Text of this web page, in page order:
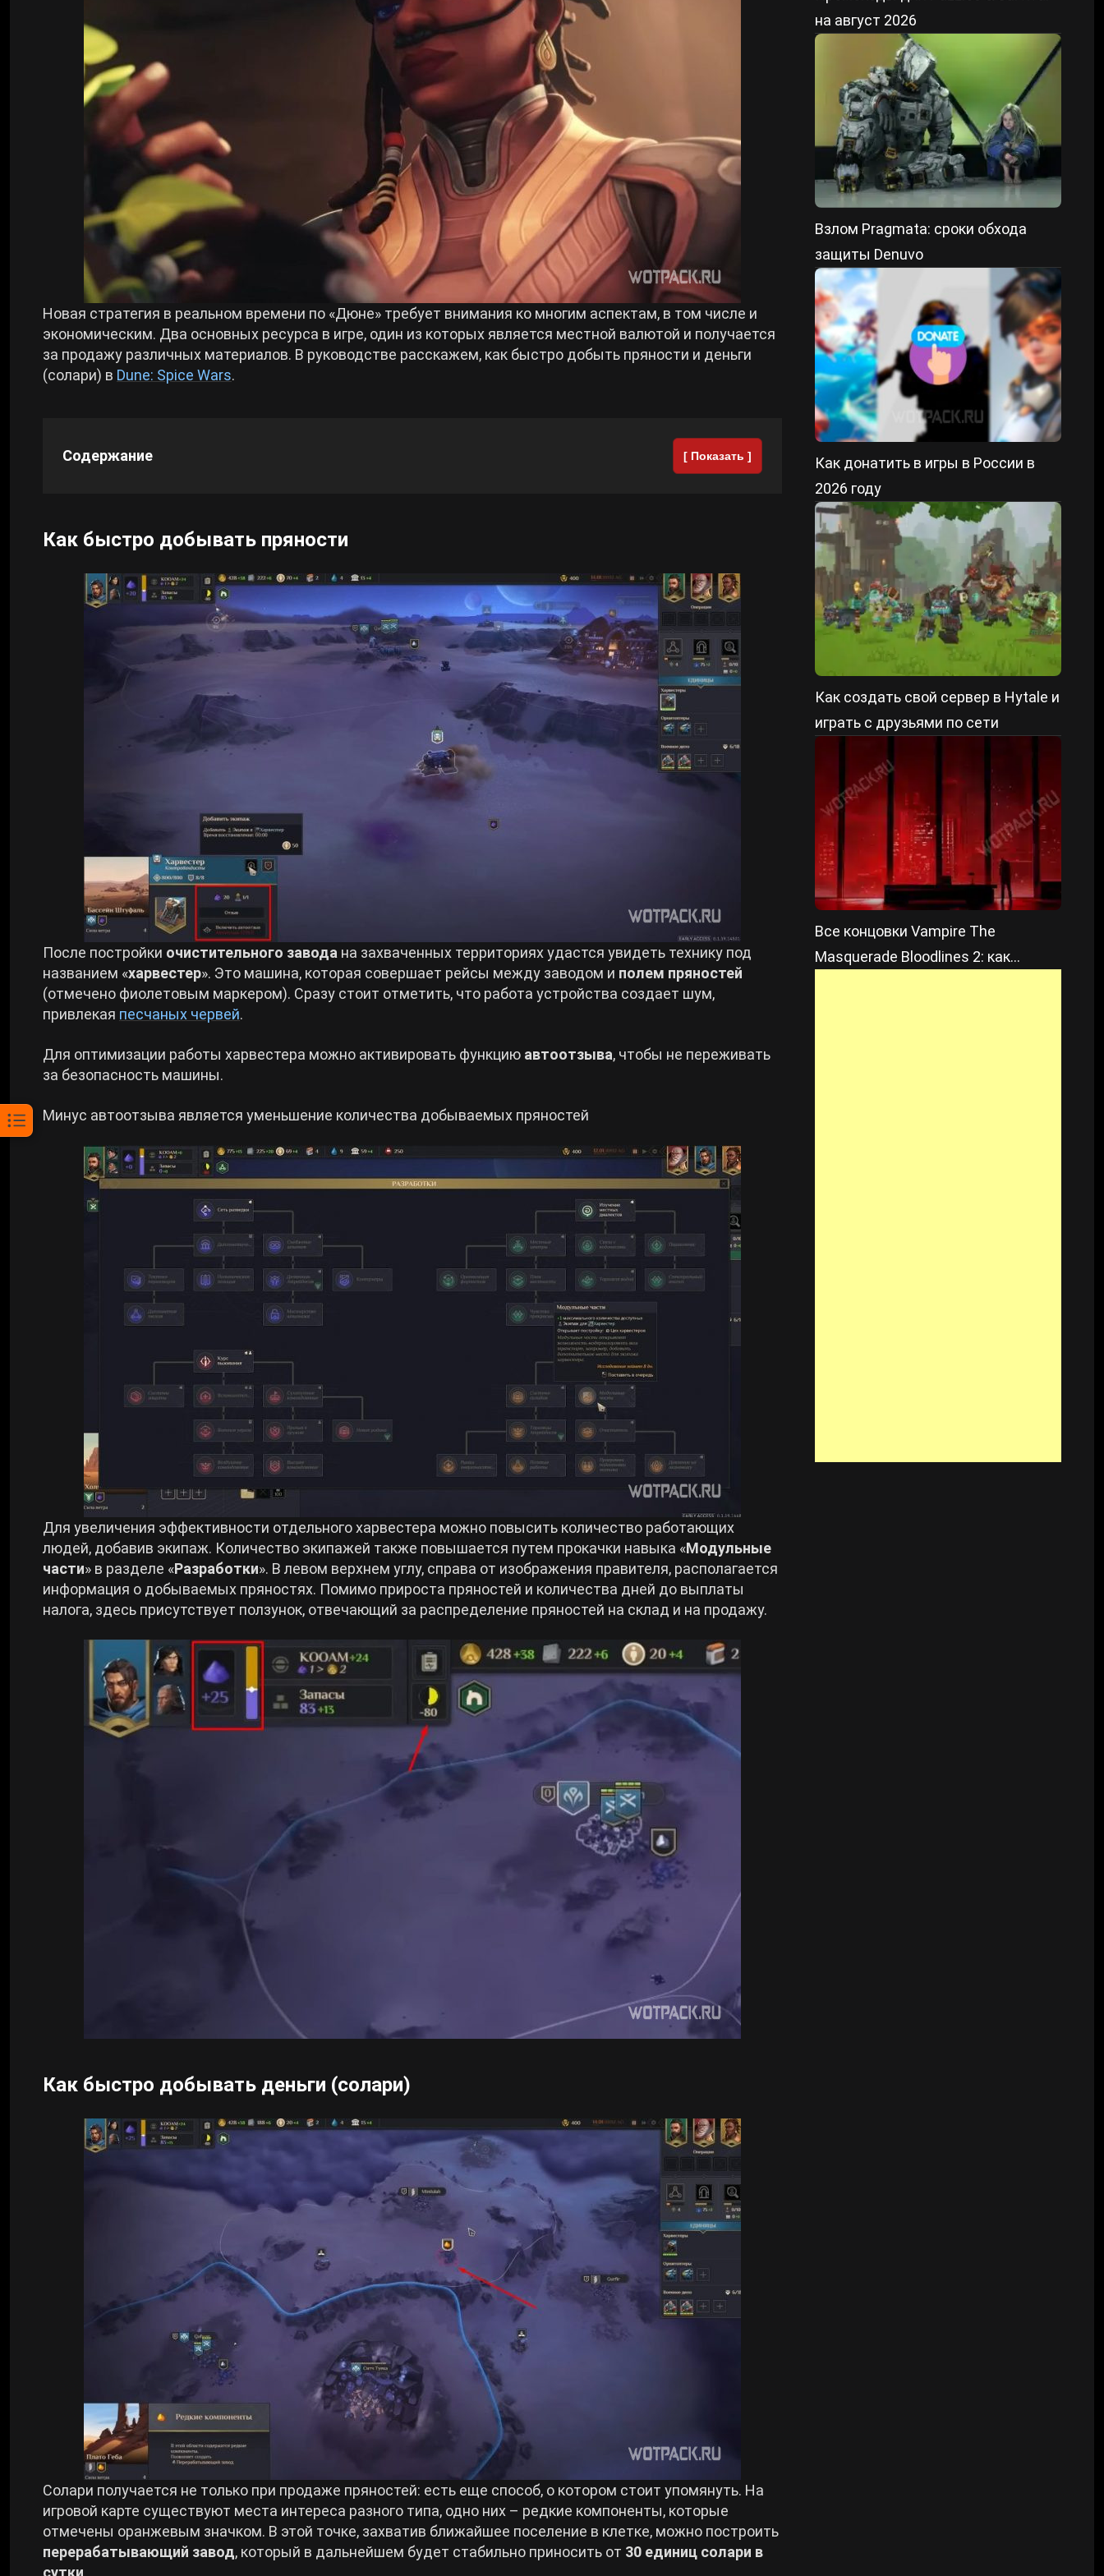
Crimson Desert
Zenless Zone Zero
Kingdom Come: Deliverance 2
Path of Exile 2
Wuthering Waves
Hogwarts Legacy
Все игры
Билды Arknights: Endfield
Билды Wuthering Waves
Билды Cyberpunk 2077
Билды Path of Exile 2
Новая стратегия в реальном времени по «Дюне» требует внимания ко многим аспектам, в том числе и
экономическим. Два основных ресурса в игре, один из которых является местной валютой и получается
за продажу различных материалов. В руководстве расскажем, как быстро добыть пряности и деньги
(солари) в Dune: Spice Wars.
Содержание [ Показать ]
Как быстро добывать пряности
После постройки очистительного завода на захваченных территориях удастся увидеть технику под
названием «харвестер». Это машина, которая совершает рейсы между заводом и полем пряностей
(отмечено фиолетовым маркером). Сразу стоит отметить, что работа устройства создает шум,
привлекая песчаных червей.
Для оптимизации работы харвестера можно активировать функцию автоотзыва, чтобы не переживать
за безопасность машины.
Минус автоотзыва является уменьшение количества добываемых пряностей
Для увеличения эффективности отдельного харвестера можно повысить количество работающих
людей, добавив экипаж. Количество экипажей также повышается путем прокачки навыка «Модульные
части» в разделе «Разработки». В левом верхнем углу, справа от изображения правителя, располагается
информация о добываемых пряностях. Помимо прироста пряностей и количества дней до выплаты
налога, здесь присутствует ползунок, отвечающий за распределение пряностей на склад и на продажу.
Как быстро добывать деньги (солари)
Солари получается не только при продаже пряностей: есть еще способ, о котором стоит упомянуть. На
игровой карте существуют места интереса разного типа, одно них – редкие компоненты, которые
отмечены оранжевым значком. В этой точке, захватив ближайшее поселение в клетке, можно построить
перерабатывающий завод, который в дальнейшем будет стабильно приносить от 30 единиц солари в
сутки
на август 2026
Взлом Pragmata: сроки обхода
защиты Denuvo
Как донатить в игры в России в
2026 году
Как создать свой сервер в Hytale и
играть с друзьями по сети
Все концовки Vampire The
Masquerade Bloodlines 2: как